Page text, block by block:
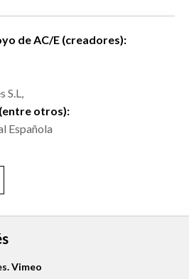
de AC/E (creadores):
otros):
Española